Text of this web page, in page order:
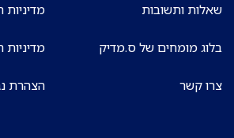
שאלות ותשובות
בלוג מומחים של ס.מדיק
צרו קשר
מדיניות
הצהרת